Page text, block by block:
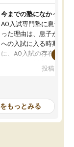
今までの塾になかった
AO入試専門塾に息子を
った理由は、息子が高校
への入試に入る時期に差
に、AO入試の存在を息
たことから、AOIに入塾
で、AO入試を改めて知
それに対しての具体的な
ことでした。更に子供の
投稿日：
もっとみる